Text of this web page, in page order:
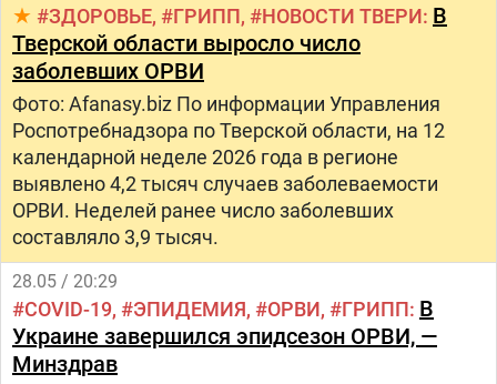
ЗДОРОВЬЕ ГРИПП НОВОСТИ ТВЕРИ В
Тверской области выросло число
заболевших ОРВИ
Фото: Afanasy.biz По информации Управления
Роспотребнадзора по Тверской области, на 12
календарной неделе 2026 года в регионе
выявлено 4,2 тысяч случаев заболеваемости
ОРВИ. Неделей ранее число заболевших
составляло 3,9 тысяч.
28.05 / 20:29
COVID-19 ЭПИДЕМИЯ ОРВИ ГРИПП В
Украине завершился эпидсезон ОРВИ, —
Минздрав